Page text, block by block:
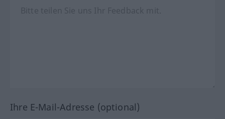
Ihre E-Mail-Adresse (optional)